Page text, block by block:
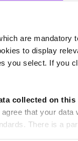
are mandatory
to display
you select. If you
collected on this
that your
There is a